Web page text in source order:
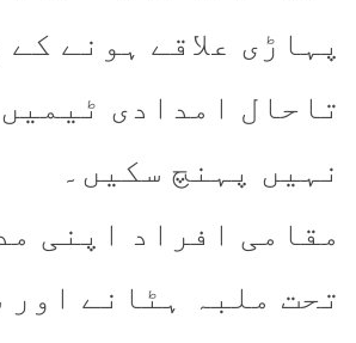
پہاڑی علاقے ہونے
تاحال امدادی
نہیں پہنچ سکیں۔
مقامی افراد اپنی
تحت ملبہ ہٹانے اور